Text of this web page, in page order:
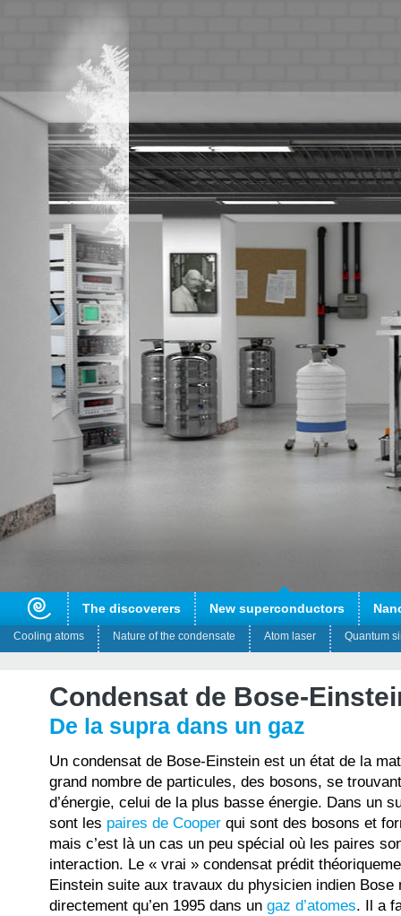
The discoverers New superconductors
Cooling atoms Nature of the condensate Atom laser Quantum
Condensat de Bose-
De la supra dans un gaz
Un condensat de Bose-Einstein est un état de la
grand nombre de particules, des bosons, se
d’énergie, celui de la plus basse énergie. Dans un
sont les paires de Cooper qui sont des bosons et
mais c’est là un cas un peu spécial où les paires
interaction. Le « vrai » condensat prédit
Einstein suite aux travaux du physicien indien Bose
directement qu’en 1995 dans un gaz d’atomes. Il a